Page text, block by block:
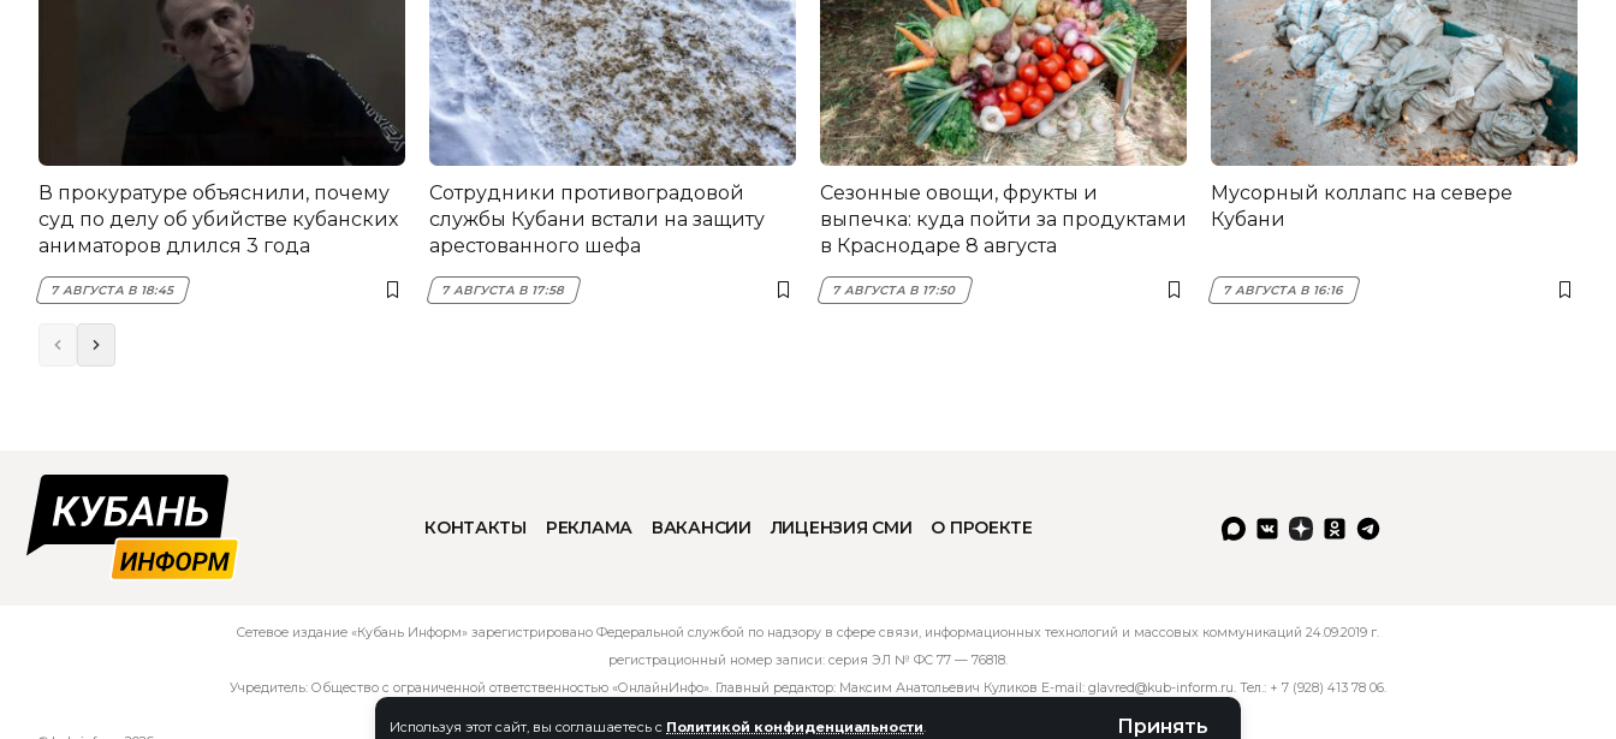
Используя этот сайт, вы соглашаетесь с Политикой конфиденциальности Принять
В прокуратуре объяснили, почему
суд по делу об убийстве кубанских
аниматоров длился 3 года
7 АВГУСТА В 18:45
Сотрудники противоградовой
службы Кубани встали на защиту
арестованного шефа
7 АВГУСТА В 17:58
Сезонные овощи, фрукты и
выпечка: куда пойти за продуктами
в Краснодаре 8 августа
7 АВГУСТА В 17:50
Мусорный коллапс на севере
Кубани
7 АВГУСТА В 16:16
КОНТАКТЫ РЕКЛАМА ВАКАНСИИ ЛИЦЕНЗИЯ СМИ О ПРОЕКТЕ
Сетевое издание «Кубань Информ» зарегистрировано Федеральной службой по надзору в сфере связи, информационных технологий и массовых коммуникаций 24.09.2019 г.
регистрационный номер записи: серия ЭЛ № ФС 77 — 76818.
Учредитель: Общество с ограниченной ответственностью «ОнлайнИнфо». Главный редактор: Максим Анатольевич Куликов E-mail: glavred@kub-inform.ru. Тел.: + 7 (928) 413 78 06.